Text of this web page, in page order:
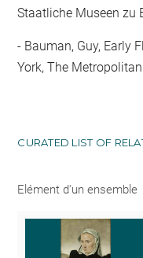
Staatliche Museen zu
Bauman, Guy, Early
York, The
CURATED LIST OF
Elément d'un ensemble